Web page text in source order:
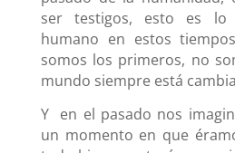
ser testigos, esto es lo
humano en estos
somos los primeros, no
mundo siempre está
Y en el pasado nos
un momento en que